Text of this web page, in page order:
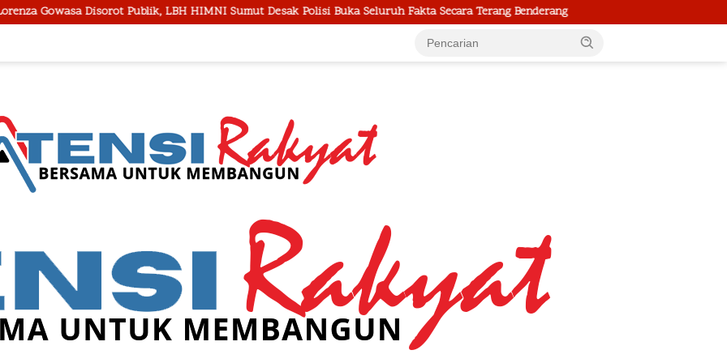
LBH HIMNI Sumut Desak Polisi Buka Seluruh Fakta Secara Terang Benderang Polrestabes Medan Musnahkan Puluhan Kilo